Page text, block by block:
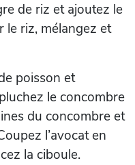
de riz et ajoutez le
le riz, mélangez et
poisson et
le concombre
du concombre et
l’avocat en
la ciboule.